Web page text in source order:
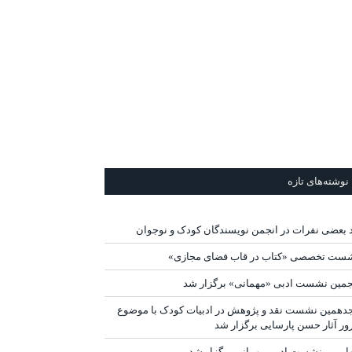
نوشته‌های تازه
بعضی نفرات در انجمن نویسندگان کودک و نوجوان
تخصصی «کتاب در قاب فضای مجازی»
نشست ادبی «مهمانی» برگزار شد
نشست نقد و پژوهش در ادبیات کودک با موضوع
آثار حسن پارسایی برگزار شد